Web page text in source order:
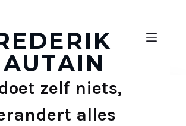
zelf niets,
alles